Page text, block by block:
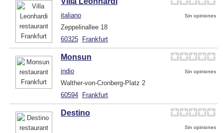
italiano Sin opiniones
Zeppelinallee 18
60325 Frankfurt
Monsun
indio Sin opiniones
Walther-von-Cronberg-Platz 2
60594 Frankfurt
Destino
Sin opiniones